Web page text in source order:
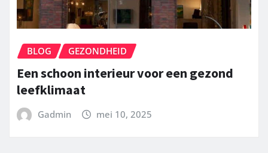
BLOG GEZONDHEID
Een schoon interieur voor een gezond
leefklimaat
Gadmin mei 10, 2025